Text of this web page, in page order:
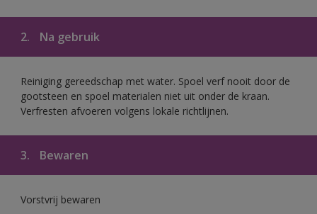
2. Na gebruik
Reiniging gereedschap met water. Spoel verf nooit door de
gootsteen en spoel materialen niet uit onder de kraan.
Verfresten afvoeren volgens lokale richtlijnen.
3. Bewaren
Vorstvrij bewaren